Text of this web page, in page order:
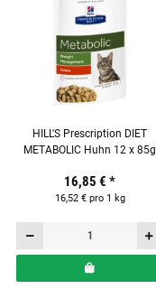
HILL'S Prescription DIET
METABOLIC Huhn 12 x 85g
16,85 € *
16,52 € pro 1 kg